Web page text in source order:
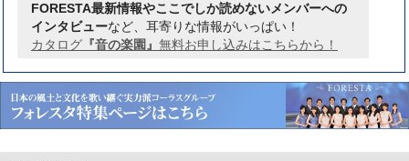
FORESTA最新情報やここでしか読めないメンバーへの
インタビューなど、耳寄りな情報がいっぱい！
カタログ 『音の楽園』 無料お申し込みはこちらから！